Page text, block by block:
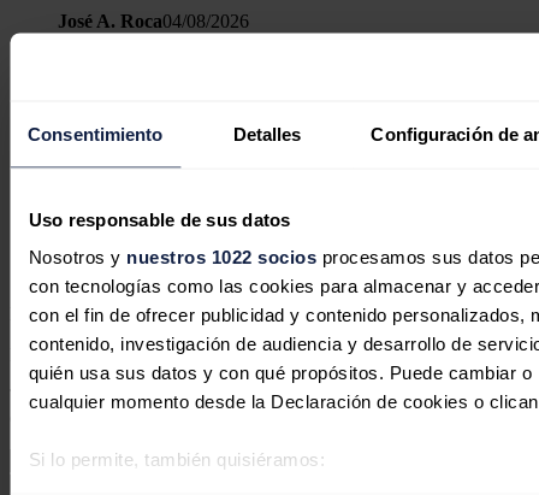
Consentimiento Detalles Configuración de
Uso responsable de sus datos
Nosotros y nuestros 1022 sociosprocesamos sus datos
con tecnologías como las cookies para almacenar y
con el fin de ofrecer publicidad y contenido personalizados,
contenido, investigación de audiencia y desarrollo de
quién usa sus datos y con qué propósitos. Puede cambiar
cualquier momento desde la Declaración de cookies o
Si lo permite, también quisiéramos:
José A. Roca04/08/2026
Europa, incluyendo España
Redacción
No hay comentarios
Deja tu comentario
Tu dirección de correo electrónico no será publicada. Todos los
campos son obligatorios